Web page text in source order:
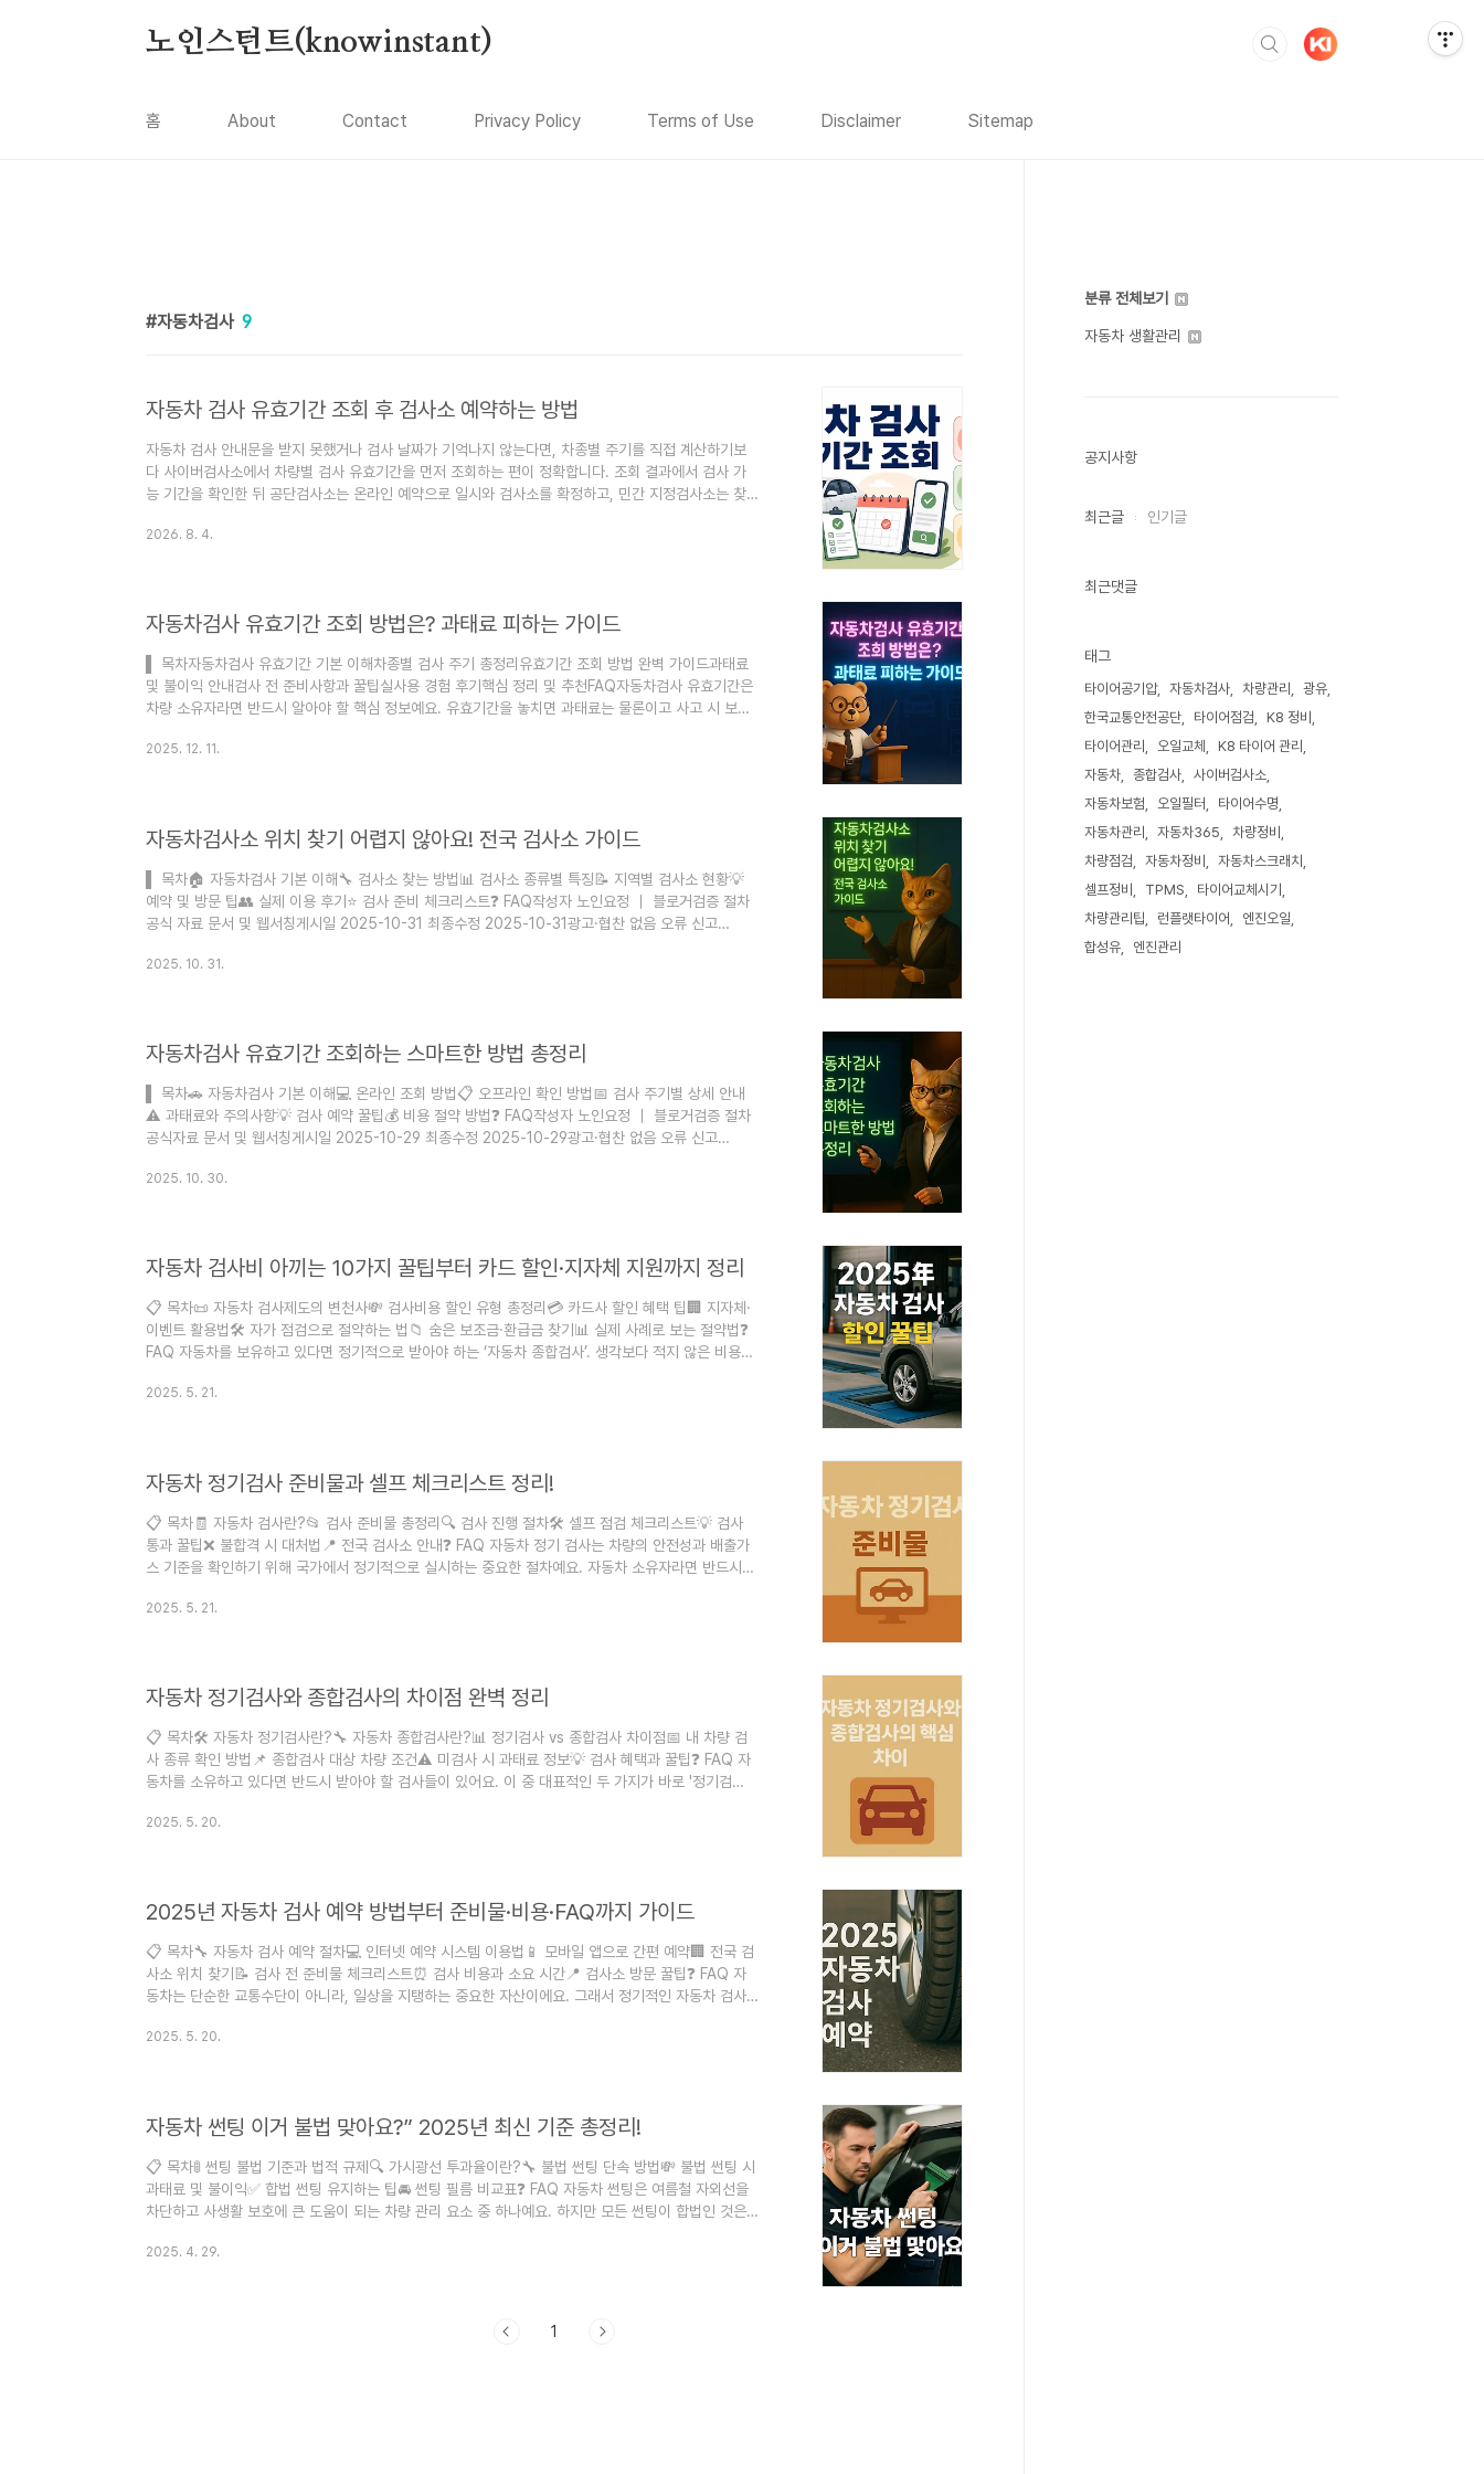
노인스턴트(knowinstant)
홈 About Contact Privacy Policy Terms of Use Disclaimer Sitemap
자동차검사 9
자동차 검사 유효기간 조회 후 검사소 예약하는 방법
자동차 검사 안내문을 받지 못했거나 검사 날짜가 기억나지 않는다면, 차종별 주기를 직접 계산하기보
다 사이버검사소에서 차량별 검사 유효기간을 먼저 조회하는 편이 정확합니다. 조회 결과에서 검사 가
능 기간을 확인한 뒤 공단검사소는 온라인 예약으로 일시와 검사소를 확정하고, 민간 지정검사소는 찾
차365, TS한국교통안전공단, 사이버검사소, 국가법령정보센터 공식 안내 기준한줄 결론차량번호로 검
2026. 8. 4.
자동차검사 유효기간 조회 방법은? 과태료 피하는 가이드
▌ 목차자동차검사 유효기간 기본 이해차종별 검사 주기 총정리유효기간 조회 방법 완벽 가이드과태료
및 불이익 안내검사 전 준비사항과 꿀팁실사용 경험 후기핵심 정리 및 추천FAQ자동차검사 유효기간은
차량 소유자라면 반드시 알아야 할 핵심 정보예요. 유효기간을 놓치면 과태료는 물론이고 사고 시 보험
요. 내가 생각했을 때 자동차검사는 단순히 법적 의무를 넘어서 내 차와 가족의 안전을 지키는 중요한
2025. 12. 11.
자동차검사소 위치 찾기 어렵지 않아요! 전국 검사소 가이드
▌ 목차🏠 자동차검사 기본 이해🔧 검사소 찾는 방법📊 검사소 종류별 특징📝 지역별 검사소 현황💡
예약 및 방문 팁👥 실제 이용 후기⭐ 검사 준비 체크리스트❓ FAQ작성자 노인요정 ｜ 블로거검증 절차
공식 자료 문서 및 웹서칭게시일 2025-10-31 최종수정 2025-10-31광고·협찬 없음 오류 신고
요. 하지만 막상 검사 시기가 다가오면 어디로 가야 할지, 어떻게 예약해야 할지 막막하신 분들이 많죠.
2025. 10. 31.
자동차검사 유효기간 조회하는 스마트한 방법 총정리
▌ 목차🚗 자동차검사 기본 이해💻 온라인 조회 방법📋 오프라인 확인 방법📅 검사 주기별 상세 안내
⚠️ 과태료와 주의사항💡 검사 예약 꿀팁💰 비용 절약 방법❓ FAQ작성자 노인요정 ｜ 블로거검증 절차
공식자료 문서 및 웹서칭게시일 2025-10-29 최종수정 2025-10-29광고·협찬 없음 오류 신고
정확한 검사 시기를 헷갈려하시더라고요. 특히 중고차를 구입했거나 오래된 차량을 운행하시는 분들은
2025. 10. 30.
자동차 검사비 아끼는 10가지 꿀팁부터 카드 할인·지자체 지원까지 정리
📋 목차📜 자동차 검사제도의 변천사💸 검사비용 할인 유형 총정리💳 카드사 할인 혜택 팁🏢 지자체·
이벤트 활용법🛠️ 자가 점검으로 절약하는 법📁 숨은 보조금·환급금 찾기📊 실제 사례로 보는 절약법❓
FAQ 자동차를 보유하고 있다면 정기적으로 받아야 하는 ‘자동차 종합검사’. 생각보다 적지 않은 비용이
원대부터 많게는 7~8만 원까지 다양하게 발생해요. 특히 디젤 차량이나 대형 차량의 경우 검사 기준도
2025. 5. 21.
자동차 정기검사 준비물과 셀프 체크리스트 정리!
📋 목차🧾 자동차 검사란?📂 검사 준비물 총정리🔍 검사 진행 절차🛠️ 셀프 점검 체크리스트💡 검사
통과 꿀팁❌ 불합격 시 대처법📍 전국 검사소 안내❓ FAQ 자동차 정기 검사는 차량의 안전성과 배출가
스 기준을 확인하기 위해 국가에서 정기적으로 실시하는 중요한 절차예요. 자동차 소유자라면 반드시
량 운행에 제한이 생길 수 있답니다. 이번 글에서는 자동차 검사에 필요한 준비물과 사전에 꼭 확인해야
2025. 5. 21.
자동차 정기검사와 종합검사의 차이점 완벽 정리
📋 목차🛠️ 자동차 정기검사란?🔧 자동차 종합검사란?📊 정기검사 vs 종합검사 차이점📅 내 차량 검
사 종류 확인 방법📌 종합검사 대상 차량 조건⚠️ 미검사 시 과태료 정보💡 검사 혜택과 꿀팁❓ FAQ 자
동차를 소유하고 있다면 반드시 받아야 할 검사들이 있어요. 이 중 대표적인 두 가지가 바로 '정기검
다르기 때문에 제대로 구분해서 알아두는 게 중요해요. 내가 생각했을 때 이 두 가지 검사를 잘 알고 있
2025. 5. 20.
2025년 자동차 검사 예약 방법부터 준비물·비용·FAQ까지 가이드
📋 목차🔧 자동차 검사 예약 절차💻 인터넷 예약 시스템 이용법📱 모바일 앱으로 간편 예약🏢 전국 검
사소 위치 찾기📝 검사 전 준비물 체크리스트⏰ 검사 비용과 소요 시간📍 검사소 방문 꿀팁❓ FAQ 자
동차는 단순한 교통수단이 아니라, 일상을 지탱하는 중요한 자산이에요. 그래서 정기적인 자동차 검사
차량의 종류도 다양화되었어요. 운전자라면 꼭 알아야 할 자동차 검사 예약 방법을 총정리했어요. 인터
2025. 5. 20.
자동차 썬팅 이거 불법 맞아요?” 2025년 최신 기준 총정리!
📋 목차🚦 썬팅 불법 기준과 법적 규제🔍 가시광선 투과율이란?🔧 불법 썬팅 단속 방법💸 불법 썬팅 시
과태료 및 불이익✅ 합법 썬팅 유지하는 팁🚘 썬팅 필름 비교표❓ FAQ 자동차 썬팅은 여름철 자외선을
차단하고 사생활 보호에 큰 도움이 되는 차량 관리 요소 중 하나예요. 하지만 모든 썬팅이 합법인 것은
로 도로교통법이 강화되면서, 전면 유리와 앞좌석 측면 유리의 투과율 기준이 더 엄격하게 적용되고 있
2025. 4. 29.
1
분류 전체보기
자동차 생활관리
공지사항
최근글 인기글
최근댓글
태그
타이어공기압 자동차검사 차량관리
광유
한국교통안전공단
타이어점검
K8 정비
타이어관리
오일교체
K8 타이어 관리
자동차
종합검사
사이버검사소
자동차보험
오일필터
타이어수명
자동차관리
자동차365
차량정비
차량점검
자동차정비
자동차스크래치
셀프정비
TPMS
타이어교체시기
차량관리팁
런플랫타이어
엔진오일
합성유
엔진관리